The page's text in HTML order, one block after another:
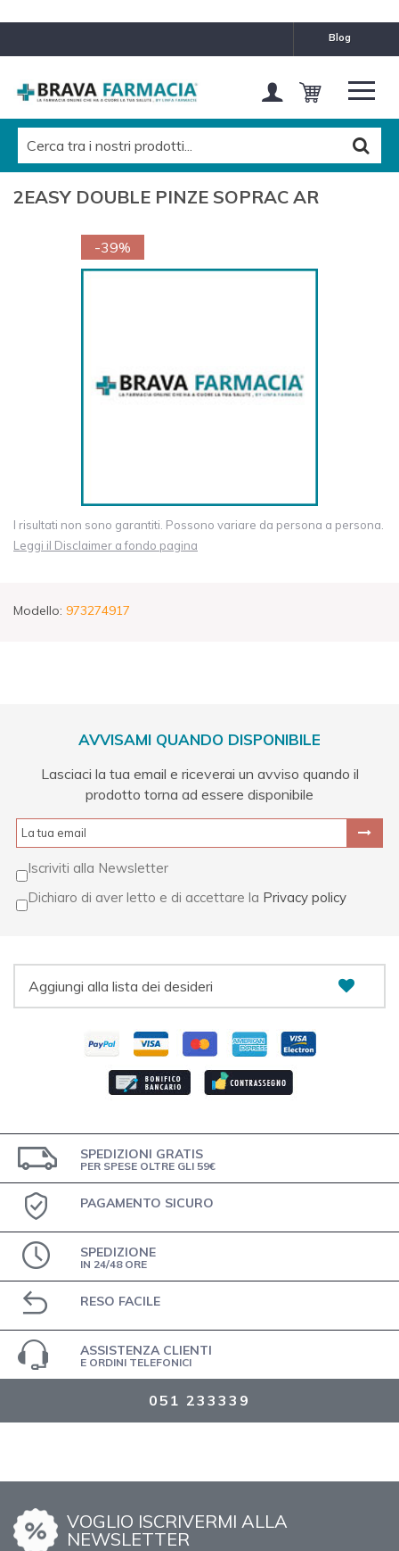
blog
2EASY DOUBLE PINZE SOPRAC AR
-39%
I risultati non sono garantiti. Possono variare da persona a persona.
Leggi il Disclaimer a fondo pagina
Modello: 973274917
AVVISAMI QUANDO DISPONIBILE
Lasciaci la tua email e riceverai un avviso quando il
prodotto torna ad essere disponibile
Iscriviti alla Newsletter
Dichiaro di aver letto e di accettare la Privacy policy
Aggiungi alla lista dei desideri
SPEDIZIONI GRATIS
PER SPESE OLTRE GLI 59€
PAGAMENTO SICURO
SPEDIZIONE
IN 24/48 ORE
RESO FACILE
ASSISTENZA CLIENTI
E ORDINI TELEFONICI
051 233339
VOGLIO ISCRIVERMI ALLA
NEWSLETTER